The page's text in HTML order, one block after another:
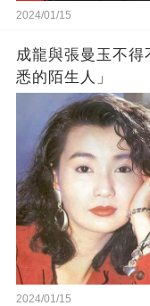
2024/01/15
成龍與張曼玉不
悉的陌生人」
2024/01/15